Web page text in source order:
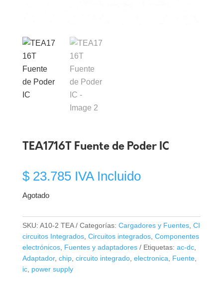
TEA1716T Fuente de Poder IC
$23.785 IVA Incluido
Agotado
SKU: A10-2 TEA Categorías: Cargadores y Fuentes, CI
circuitos Integrados, Circuitos integrados, Componentes
electrónicos, Fuentes y adaptadores Etiquetas: ac-dc,
Adaptador, chip, circuito integrado, electronica Fuente,
ic, power supply